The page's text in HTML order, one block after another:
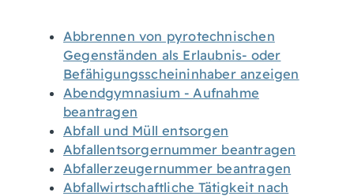
Abbrennen von pyrotechnischen
Gegenständen als Erlaubnis- oder
Befähigungsscheininhaber anzeigen
Abendgymnasium - Aufnahme
beantragen
Abfall und Müll entsorgen
Abfallentsorgernummer beantragen
Abfallerzeugernummer beantragen
Abfallwirtschaftliche Tätigkeit nach